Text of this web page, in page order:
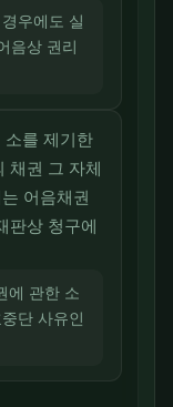
우에도 실
음상 권리
소를 제기한
채권 그 자체
어음채권
판상 청구에
에 관한 소
단 사유인